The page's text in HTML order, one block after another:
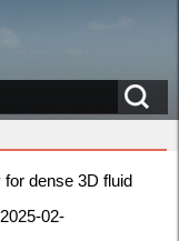
dense 3D fluid
02-